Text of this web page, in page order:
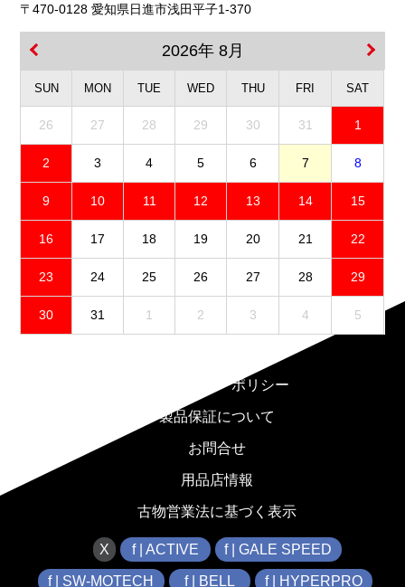
〒470-0128 愛知県日進市浅田平子1-370
2026年 8月
SUN MON TUE WED THU FRI SAT
26 27 28 29 30 31 1
2 3 4 5 6 7 8
9 10 11 12 13 14 15
16 17 18 19 20 21 22
23 24 25 26 27 28 29
30 31 1 2 3 4 5
プライバシーポリシー
製品保証について
お問合せ
用品店情報
古物営業法に基づく表示
X f | ACTIVE f | GALE SPEED
f | SW-MOTECH f | BELL f | HYPERPRO